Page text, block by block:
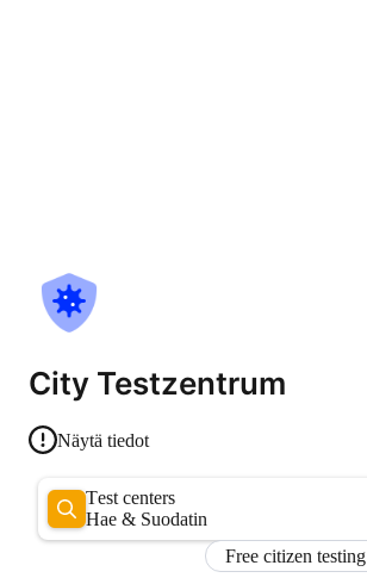
City Testzentrum
Näytä tiedot
Test centers
Hae & Suodatin
Free citizen testing